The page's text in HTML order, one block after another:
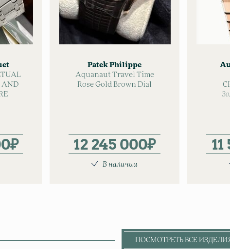
AND
₽
Patek Philippe
Aquanaut Travel Time
Rose Gold Brown Dial
12 245 000₽
В наличии
ПОСМОТРЕТЬ ВСЕ